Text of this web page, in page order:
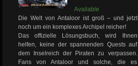
Available
Die Welt von Antaloor ist groß – und jetzt
noch um ein komplexes Archipel reicher!
Das offizielle Lösungsbuch, wird Ihnen
helfen, keine der spannenden Quests auf
dem Inselreich der Piraten zu verpassen.
Fans von Antaloor und solche, die es